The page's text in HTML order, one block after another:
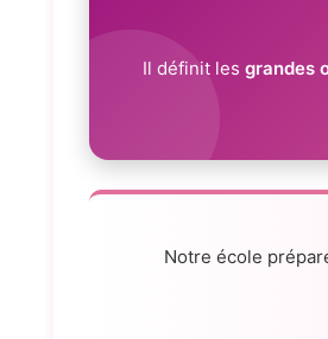
Il définit les grandes
Notre école